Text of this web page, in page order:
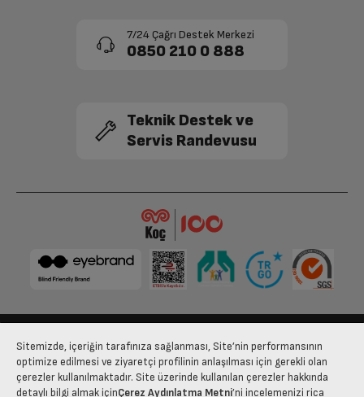
7/24 Çağrı Destek Merkezi
0850 210 0 888
Teknik Destek ve
Servis Randevusu
Bize Ulaşın Kişisel Verilerin Korunması İşlem Rehberi
Satış Sözleşmesi
Sitemizde, içeriğin tarafınıza sağlanması, Site’nin performansının
optimize edilmesi ve ziyaretçi profilinin anlaşılması için gerekli olan
çerezler kullanılmaktadır. Site üzerinde kullanılan çerezler hakkında
detaylı bilgi almak içinÇerez Aydınlatma Metni’ni incelemenizi rica